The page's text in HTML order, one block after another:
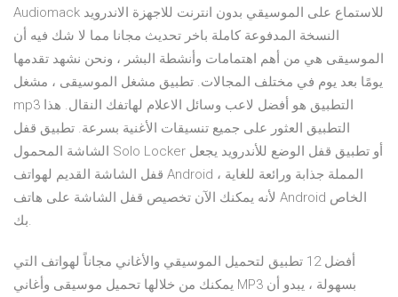
Audiomack للاستماع على الموسيقي بدون انترنت للاجهزة الاندرويد
النسخة المدفوعة كاملة باخر تحديث مجانا مما لا شك فيه أن
الموسيقى هي من أهم اهتمامات وأنشطة البشر ، ونحن نشهد تقدمها
يومًا بعد يوم في مختلف المجالات. تطبيق مشغل الموسيقى ، مشغل
mp3 التطبيق هو أفضل لاعب وسائل الاعلام لهاتفك النقال. هذا
التطبيق العثور على جميع تنسيقات الأغنية بسرعة. تطبيق قفل
الشاشة المحمول Solo Locker أو تطبيق قفل الوضع للأندرويد يجعل
قفل الشاشة القديم لهواتف Android المملة جذابة ورائعة للغاية ،
لأنه يمكنك الآن تخصيص قفل الشاشة على هاتف Android الخاص
بك.
أفضل 12 تطبيق لتحميل الموسيقي والأغاني مجاناً لهواتف التي
يمكنك من خلالها تحميل موسيقى وأغاني MP3 بسهولة ، يبدو أن